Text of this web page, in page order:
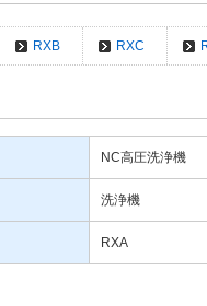
RXB RXC
NC高圧洗浄機
洗浄機
RXA